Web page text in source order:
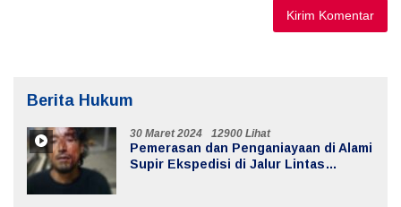
Berita Hukum
30 Maret 2024 12900 Lihat
Pemerasan dan Penganiayaan di Alami
Supir Ekspedisi di Jalur Lintas